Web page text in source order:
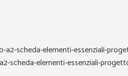
a2-scheda-elementi-essenziali-
scheda-elementi-essenziali-